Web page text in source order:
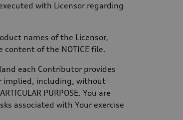
with Licensor regarding
names of the Licensor,
of the NOTICE file.
each Contributor provides
or implied, including, without
PURPOSE. You are
associated with Your exercise